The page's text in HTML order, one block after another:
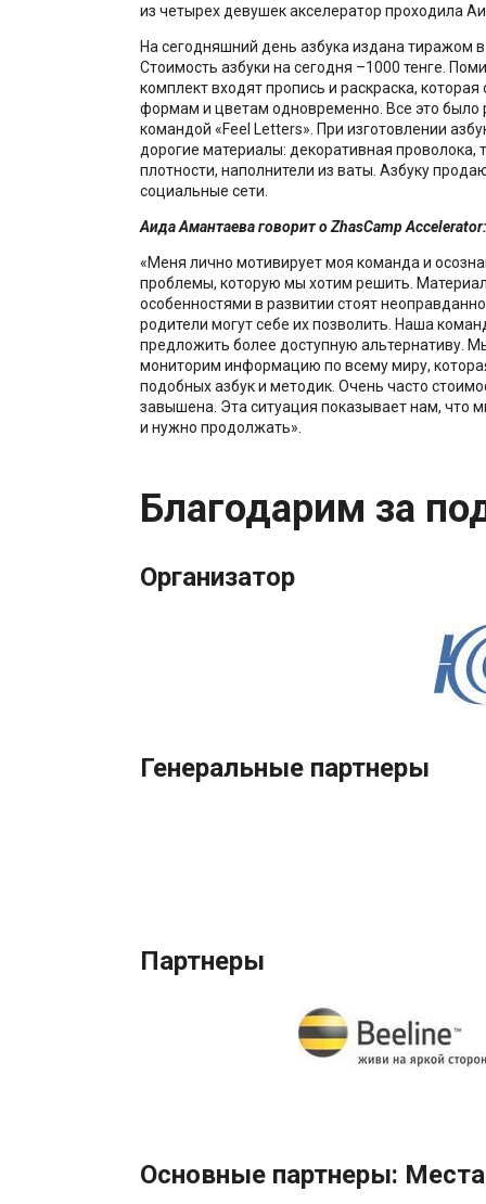
из четырех девушек акселератор проходила
На сегодняшний день азбука издана тиражом
Стоимость азбуки на сегодня –1000 тенге.
комплект входят пропись и раскраска,
формам и цветам одновременно. Все это было
командой «Feel Letters». При изготовлении
дорогие материалы: декоративная проволока,
плотности, наполнители из ваты. Азбуку
социальные сети.
Аида Амантаева говорит о ZhasCamp Accelerator:
«Меня лично мотивирует моя команда и
проблемы, которую мы хотим решить.
особенностями в развитии стоят
родители могут себе их позволить. Наша
предложить более доступную альтернативу.
мониторим информацию по всему миру,
подобных азбук и методик. Очень часто
завышена. Эта ситуация показывает нам, что
и нужно продолжать».
Благодарим за
Организатор
Генеральные партнеры
Партнеры
Основные партнеры: